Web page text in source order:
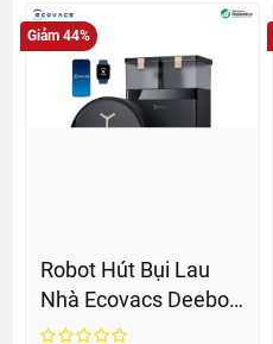
Giảm 44%
Robot Hút Bụi Lau
Nhà Ecovacs Deebot
X8 Pro Omni - BH 24